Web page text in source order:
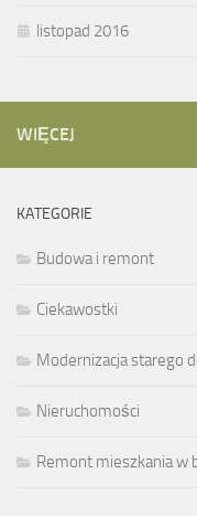
listopad 2016
WIĘCEJ
KATEGORIE
Budowa i remont
Ciekawostki
Modernizacja starego
Nieruchomości
Remont mieszkania w